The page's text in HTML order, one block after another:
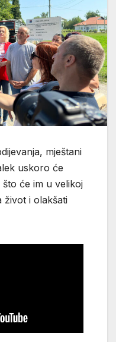
mještani
uskoro će
će im u velikoj
život i olakšati